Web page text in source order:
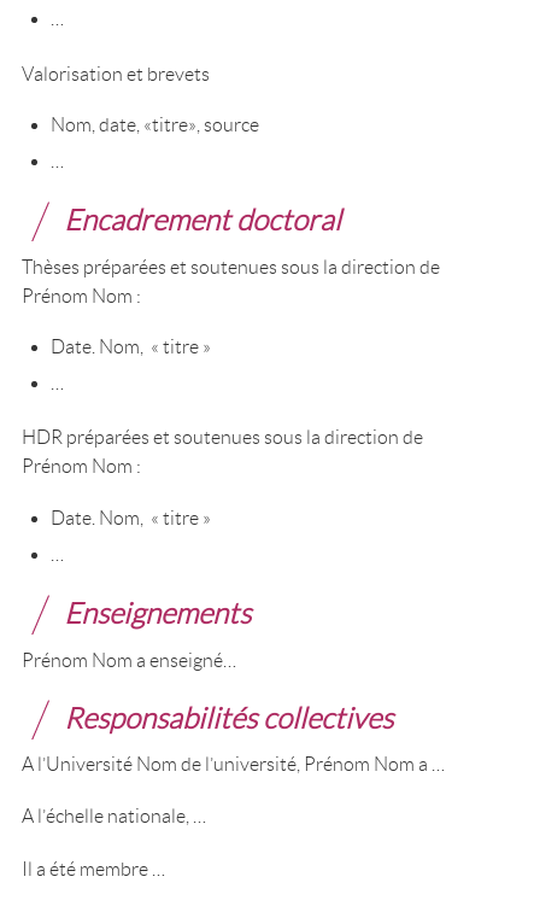
Valorisation et brevets
Nom, date, «titre», source
Encadrement doctoral
Thèses préparées et soutenues sous la direction de
Prénom Nom :
Date. Nom, « titre »
HDR préparées et soutenues sous la direction de
Prénom Nom :
Date. Nom, « titre »
Enseignements
Prénom Nom a enseigné…
Responsabilités collectives
A l’Université Nom de l’université, Prénom Nom a …
A l’échelle nationale, …
Il a été membre …